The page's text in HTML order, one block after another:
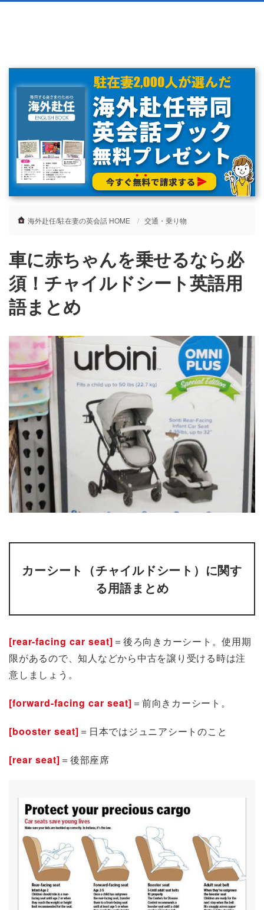
海外赴任/駐在妻の英会話 HOME 交通・乗り物
車に赤ちゃんを乗せるなら必
須！チャイルドシート英語用
語まとめ
カーシート（チャイルドシート）に関す
る用語まとめ
[rear-facing car seat] ＝後ろ向きカーシート。使用期
限があるので、知人などから中古を譲り受ける時は注
意しましょう。
[forward-facing car seat] ＝前向きカーシート。
[booster seat] ＝日本ではジュニアシートのこと
[rear seat] ＝後部座席